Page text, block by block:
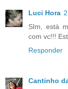
Luci Hora
SIm, está
com vc!!!
Responder
Cantinho